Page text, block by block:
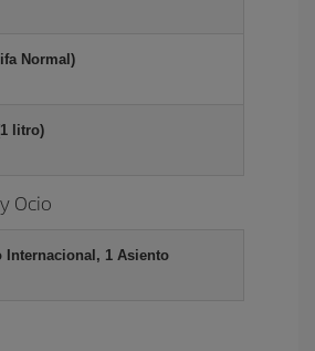
Normal)
litro)
Ocio
Internacional, 1 Asiento